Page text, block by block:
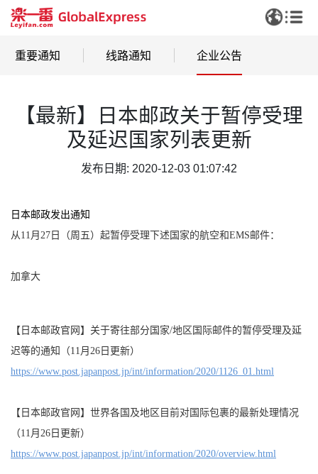
重要通知 线路通知 企业公告
【最新】日本邮政关于暂停受理
及延迟国家列表更新
发布日期: 2020-12-03 01:07:42
日本邮政发出通知
从11月27日（周五）起暂停受理下述国家的航空和EMS邮件：
加拿大
【日本邮政官网】关于寄往部分国家/地区国际邮件的暂停受理及延
迟等的通知（11月26日更新）
https://www.post.japanpost.jp/int/information/2020/1126_01.html
【日本邮政官网】世界各国及地区目前对 国 际包裹的最新处理情况
（11月 26 日更新）
https://www.post.japanpost.jp/int/information/2020/overview.html